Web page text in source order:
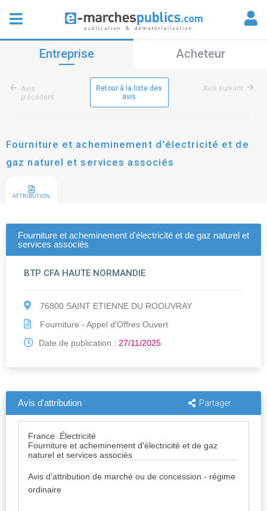
Entreprise Acheteur
Avis
précédent
Retour à la liste des
avis
Avis suivant
Fourniture et acheminement d'électricité et de
gaz naturel et services associés
ATTRIBUTION
Fourniture et acheminement d'électricité et de gaz naturel et
services associés
BTP CFA HAUTE NORMANDIE
76800 SAINT ETIENNE DU ROOUVRAY
Fourniture - Appel d'Offres Ouvert
Date de publication : 27/11/2025
Avis d'attribution Partager
France: Électricité
Fourniture et acheminement d'électricité et de gaz
naturel et services associés
Avis d'attribution de marché ou de concession - régime
ordinaire